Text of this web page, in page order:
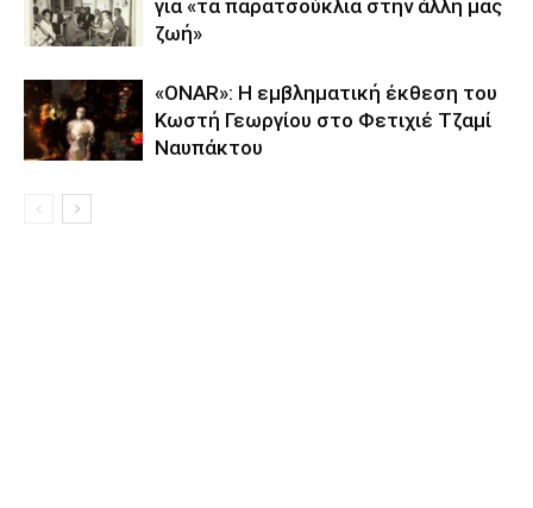
για «τα παρατσούκλια στην άλλη μας
ζωή»
«ONAR»: Η εμβληματική έκθεση του
Κωστή Γεωργίου στο Φετιχιέ Τζαμί
Ναυπάκτου